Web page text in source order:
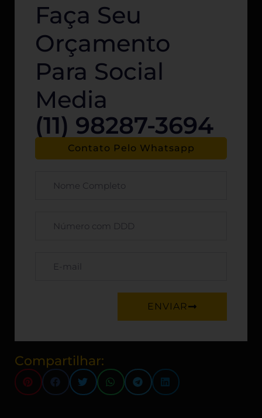
Faça Seu
Orçamento
Para Social
Media
(11) 98287-3694
Contato Pelo Whatsapp
ENVIAR
Compartilhar: